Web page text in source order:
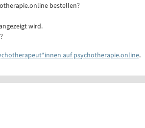
bestellen?
wird.
auf psychotherapie.online.